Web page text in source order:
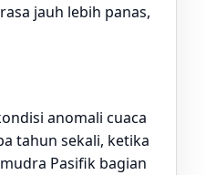
jauh lebih panas,
anomali cuaca
tahun sekali, ketika
Pasifik bagian